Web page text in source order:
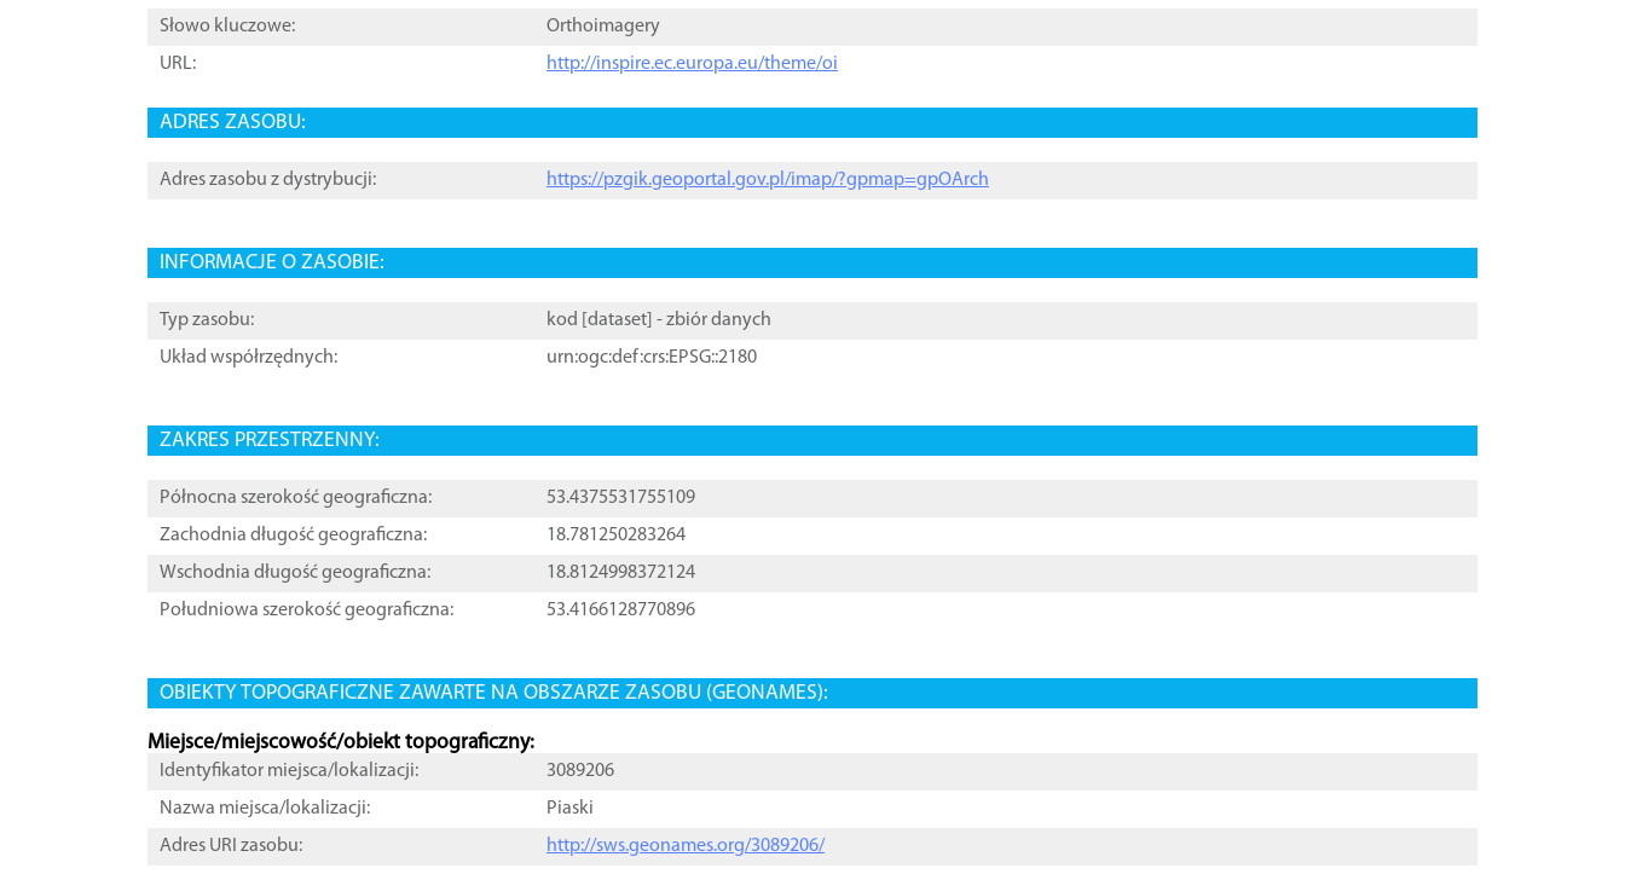
Słowo kluczowe:
Orthoimagery
URL:
http://inspire.ec.europa.eu/theme/oi
ADRES ZASOBU:
Adres zasobu z dystrybucji: https://pzgik.geoportal.gov.pl/imap/?gpmap=gpOArch
INFORMACJE O ZASOBIE:
Typ zasobu: kod [ dataset ] - zbiór danych
Układ współrzędnych:
urn:ogc:def:crs:EPSG::2180
ZAKRES PRZESTRZENNY:
Północna szerokość geograficzna:
53.4375531755109
Zachodnia długość geograficzna:
18.781250283264
Wschodnia długość geograficzna:
18.8124998372124
Południowa szerokość geograficzna:
53.4166128770896
OBIEKTY TOPOGRAFICZNE ZAWARTE NA OBSZARZE ZASOBU (GEONAMES):
Miejsce/miejscowość/obiekt topograficzny:
Identyfikator miejsca/lokalizacji:
3089206
Nazwa miejsca/lokalizacji:
Piaski
Adres URI zasobu:
http://sws.geonames.org/3089206/